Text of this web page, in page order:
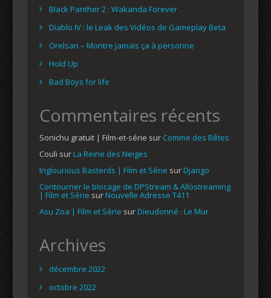
Black Panther 2 : Wakanda Forever
Diablo IV : le Leak des Vidéos de Gameplay Beta
Orelsan – Montre jamais ça à personne
Hold Up
Bad Boys for life
Commentaires récents
Sonichu gratuit | Film-et-série sur Comme des Bêtes
Couli surLa Reine des Neiges
Inglourious Basterds | Film et Série surDjango
Contourner le blocage de DPStream & Allostreaming
| Film et Série surNouvelle Adresse T411
Asu Zoa | Film et Série surDieudonné : Le Mur
Archives
décembre 2022
octobre 2022